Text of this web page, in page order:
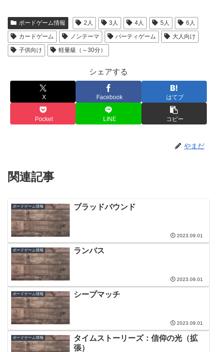
ボードゲーム情報 2人 3人 4人 5人
6人
カードゲーム
ノンテーマ パーティゲーム
大人向け
子供向け
軽量級（～30分）
シェアする
X Facebook はてブ
Pocket LINE コピー
やまだ
関連記事
ボードゲーム情報 ブラッドバウンド
2023.09.01
ボードゲーム情報 ランバス
2023.09.01
ボードゲーム情報 シープマッチ
2023.09.01
ボードゲーム情報
タイムストーリーズ：信仰の光（拡
張）